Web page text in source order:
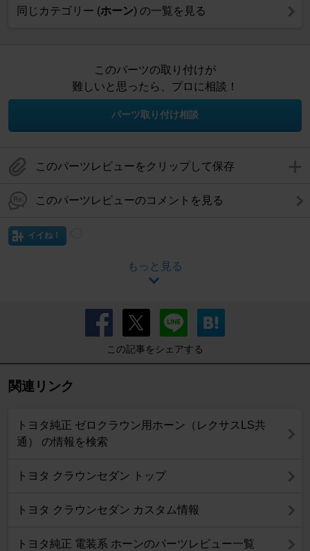
同じカテゴリー (ホーン) の一覧を見る
このパーツの取り付けが
難しいと思ったら、プロに相談！
パーツ取り付け相談
このパーツレビューをクリップして保存
このパーツレビューのコメントを見る
イイね！
もっと見る
この記事をシェアする
関連リンク
トヨタ純正 ゼロクラウン用ホーン（レクサスLS共
通） の情報を検索
トヨタ クラウンセダン トップ
トヨタ クラウンセダン カスタム情報
トヨタ純正 電装系 ホーンのパーツレビュー一覧